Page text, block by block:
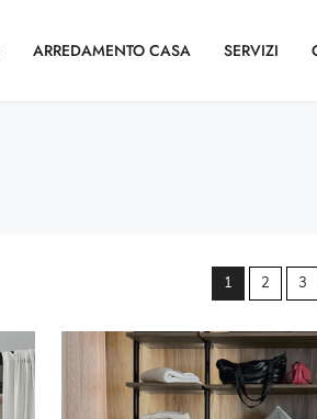
ARREDAMENTO CASA SERVIZI
1 2 3